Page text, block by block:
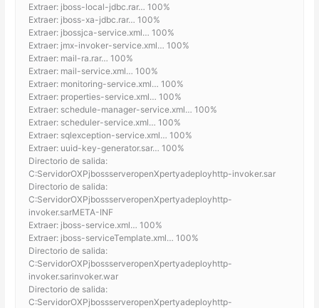
Extraer: jboss-local-jdbc.rar… 100%
Extraer: jboss-xa-jdbc.rar… 100%
Extraer: jbossjca-service.xml… 100%
Extraer: jmx-invoker-service.xml… 100%
Extraer: mail-ra.rar… 100%
Extraer: mail-service.xml… 100%
Extraer: monitoring-service.xml… 100%
Extraer: properties-service.xml… 100%
Extraer: schedule-manager-service.xml… 100%
Extraer: scheduler-service.xml… 100%
Extraer: sqlexception-service.xml… 100%
Extraer: uuid-key-generator.sar… 100%
Directorio de salida:
C:ServidorOXPjbossserveropenXpertyadeployhttp-invoker.sar
Directorio de salida:
C:ServidorOXPjbossserveropenXpertyadeployhttp-
invoker.sarMETA-INF
Extraer: jboss-service.xml… 100%
Extraer: jboss-serviceTemplate.xml… 100%
Directorio de salida:
C:ServidorOXPjbossserveropenXpertyadeployhttp-
invoker.sarinvoker.war
Directorio de salida:
C:ServidorOXPjbossserveropenXpertyadeployhttp-